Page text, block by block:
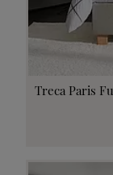
Treca Paris